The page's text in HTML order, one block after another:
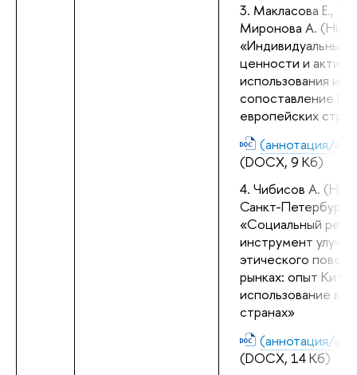
Макласова Е.,
Миронова А.
«Индивидуальные
ценности и
использования
сопоставление
европейских
(аннотация/
(DOCX, 9 Кб)
Чибисов А.
Санкт-Петербург)
«Социальный
инструмент
этического
рынках: опыт
использование в
странах»
(аннотация/
(DOCX, 14 Кб)